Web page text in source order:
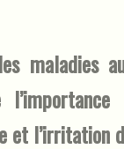
maladies
et l’irritation